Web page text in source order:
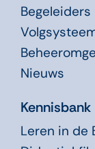
Begeleiders
Nieuws
Kennisbank
Leren in de